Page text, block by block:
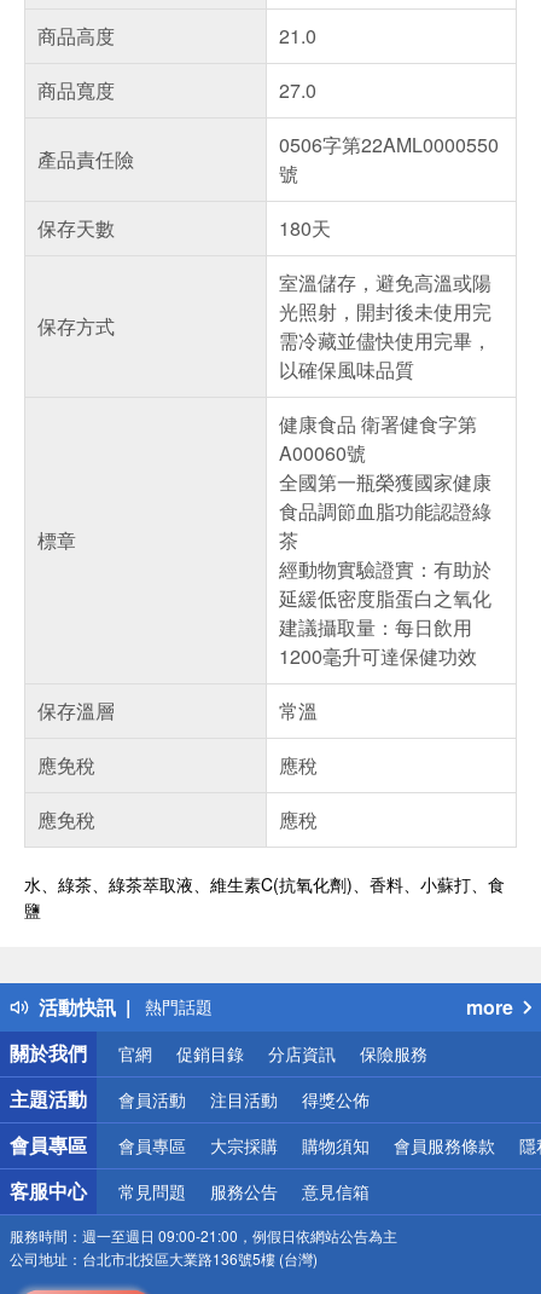
商品高度
21.0
商品寬度
27.0
產品責任險
0506字第22AML0000550
號
保存天數
180天
保存方式
室溫儲存，避免高溫或陽
光照射，開封後未使用完
需冷藏並儘快使用完畢，
以確保風味品質
標章
健康食品 衛署健食字第
A00060號
全國第一瓶榮獲國家健康
食品調節血脂功能認證綠
茶
經動物實驗證實：有助於
延緩低密度脂蛋白之氧化
建議攝取量：每日飲用
1200毫升可達保健功效
保存溫層
常溫
應免稅
應稅
應免稅
應稅
水、綠茶、綠茶萃取液、維生素C(抗氧化劑)、香料、小蘇打、食
鹽
活動快訊
得獎公告
熱門話題
銀行優惠
偏遠地區配送
詐騙網頁！請小心！
more
關於我們
官網 促銷目錄 分店資訊 保險服務
主題活動 會員活動 注目活動 得獎公佈
會員專區 會員專區 大宗採購 購物須知 會員服務條款 隱
客服中心 常見問題 服務公告 意見信箱
服務時間： 週一至週日 09:00-21:00，例假日依網站公告為主
公司地址： 台北市北投區大業路136號5樓 (台灣)